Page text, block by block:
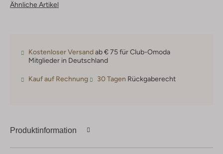
Ähnliche Artikel
Kostenloser Versandab € 75 für Club-Omoda
Mitglieder in Deutschland
Kauf auf Rechnung 30 Tagen Rückgaberecht
Produktinformation